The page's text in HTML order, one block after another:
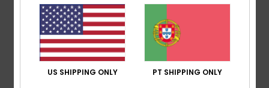
Mostrar original - Francês
Conforto: 4/5 Relação qualidade/preço
Tamanho perfeitoMaterial: 4 Cor: 4/5
Eu recomendo este produto
5
US SHIPPING ONLY PT SHIPPING ONLY